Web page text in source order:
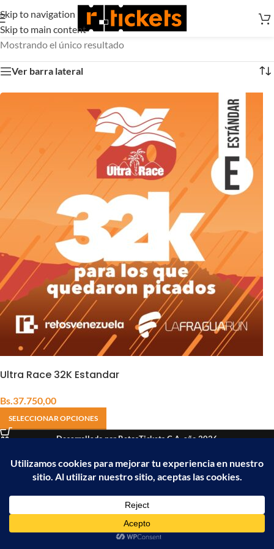
Skip to navigation
Skip to main content
Mostrando el único resultado
Ver barra lateral
Ultra Race 32K Estandar
Bs.37.750,00
SELECCIONAR OPCIONES
Desarrollado por RetosTickets C.A, año 2026
Empresa Holding de RETOSVENEZUELA